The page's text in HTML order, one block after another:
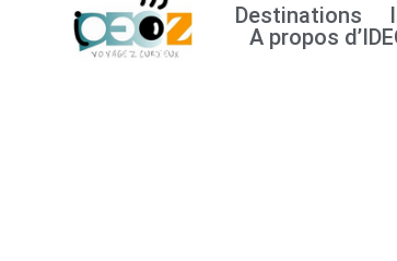
Destinations
A propos